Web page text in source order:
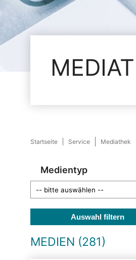
Startseite Service Mediathek
Medientyp
Auswahl filtern
MEDIEN (281)